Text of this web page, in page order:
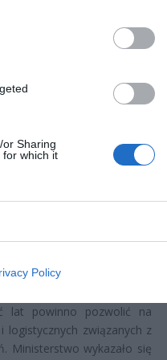
Sharing
which it
Policy
i zerwał jej krzyż.
znacznie dłuższy okres
lat powinno pozwolić na
logistycznych związanych z
Ministerstwo wykazało się